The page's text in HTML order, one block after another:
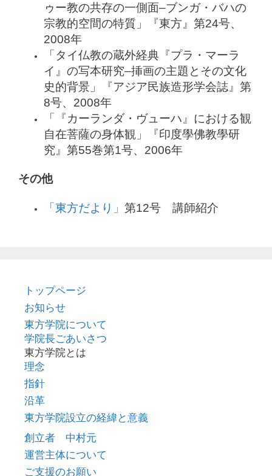
ゥー教の共存の一側面–ブンガ・バハの
宗教的空間の特質」『東方』第24号、
2008年
「タイ仏教の蔵外経典『プラ・マーラ
イ』の写本研究–挿画の主題とその文化
史的背景」『アジア民族造形学会誌』第
8号、2008年
「『カーランダ・ヴューハ』における観
自在菩薩の身体観」『印度學佛教學研
究』第55巻第1号、2006年
その他
「東方だより」 第12号 講師紹介
トップページ
お知らせ
東方学院について
学院長ごあいさつ
東方学院とは
理念
指針
沿革
東方学院設立の経緯と意義
創立者 中村元
運営主体について
ご支援のお願い